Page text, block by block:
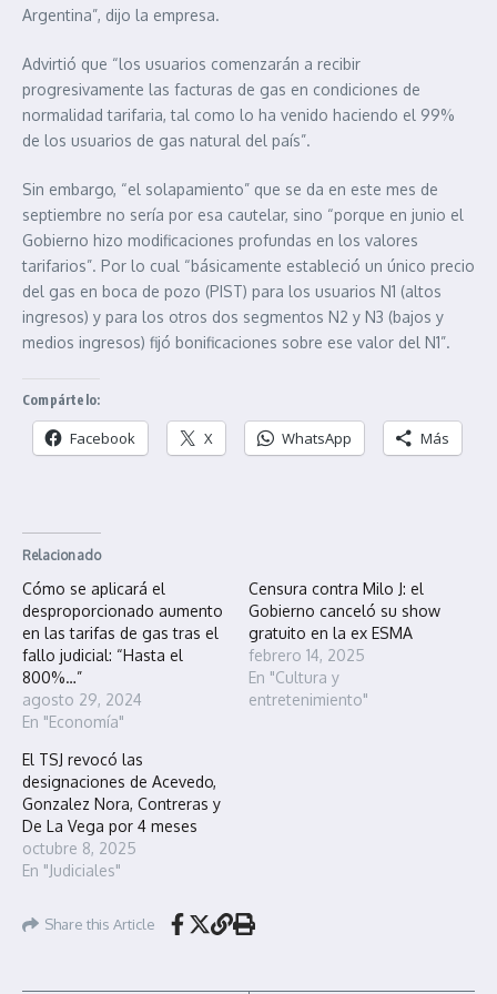
Argentina”, dijo la empresa.
Advirtió que “los usuarios comenzarán a recibir
progresivamente las facturas de gas en condiciones de
normalidad tarifaria, tal como lo ha venido haciendo el 99%
de los usuarios de gas natural del país”.
Sin embargo, “el solapamiento” que se da en este mes de
septiembre no sería por esa cautelar, sino “porque en junio el
Gobierno hizo modificaciones profundas en los valores
tarifarios”. Por lo cual “básicamente estableció un único precio
del gas en boca de pozo (PIST) para los usuarios N1 (altos
ingresos) y para los otros dos segmentos N2 y N3 (bajos y
medios ingresos) fijó bonificaciones sobre ese valor del N1”.
Compártelo:
Facebook X WhatsApp Más
Relacionado
Cómo se aplicará el
desproporcionado aumento
en las tarifas de gas tras el
fallo judicial: “Hasta el
800%…”
agosto 29, 2024
En "Economía"
Censura contra Milo J: el
Gobierno canceló su show
gratuito en la ex ESMA
febrero 14, 2025
En "Cultura y
entretenimiento"
El TSJ revocó las
designaciones de Acevedo,
Gonzalez Nora, Contreras y
De La Vega por 4 meses
octubre 8, 2025
En "Judiciales"
Share this Article